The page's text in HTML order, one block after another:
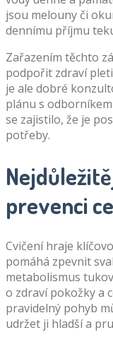
jsou melouny či
dennímu příjmu
Zařazením těchto
podpořit zdraví
je ale dobré
plánu s
se zajistilo, že je
potřeby.
prevenci
Cvičení hraje
pomáhá zpevnit
metabolismus
o zdraví pokožky a
pravidelný pohyb
udržet ji hladší a